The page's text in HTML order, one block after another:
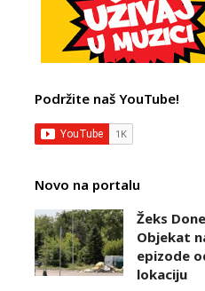
Podržite naš YouTube!
Novo na portalu
Žeks
Objekat
epizode
lokaciju